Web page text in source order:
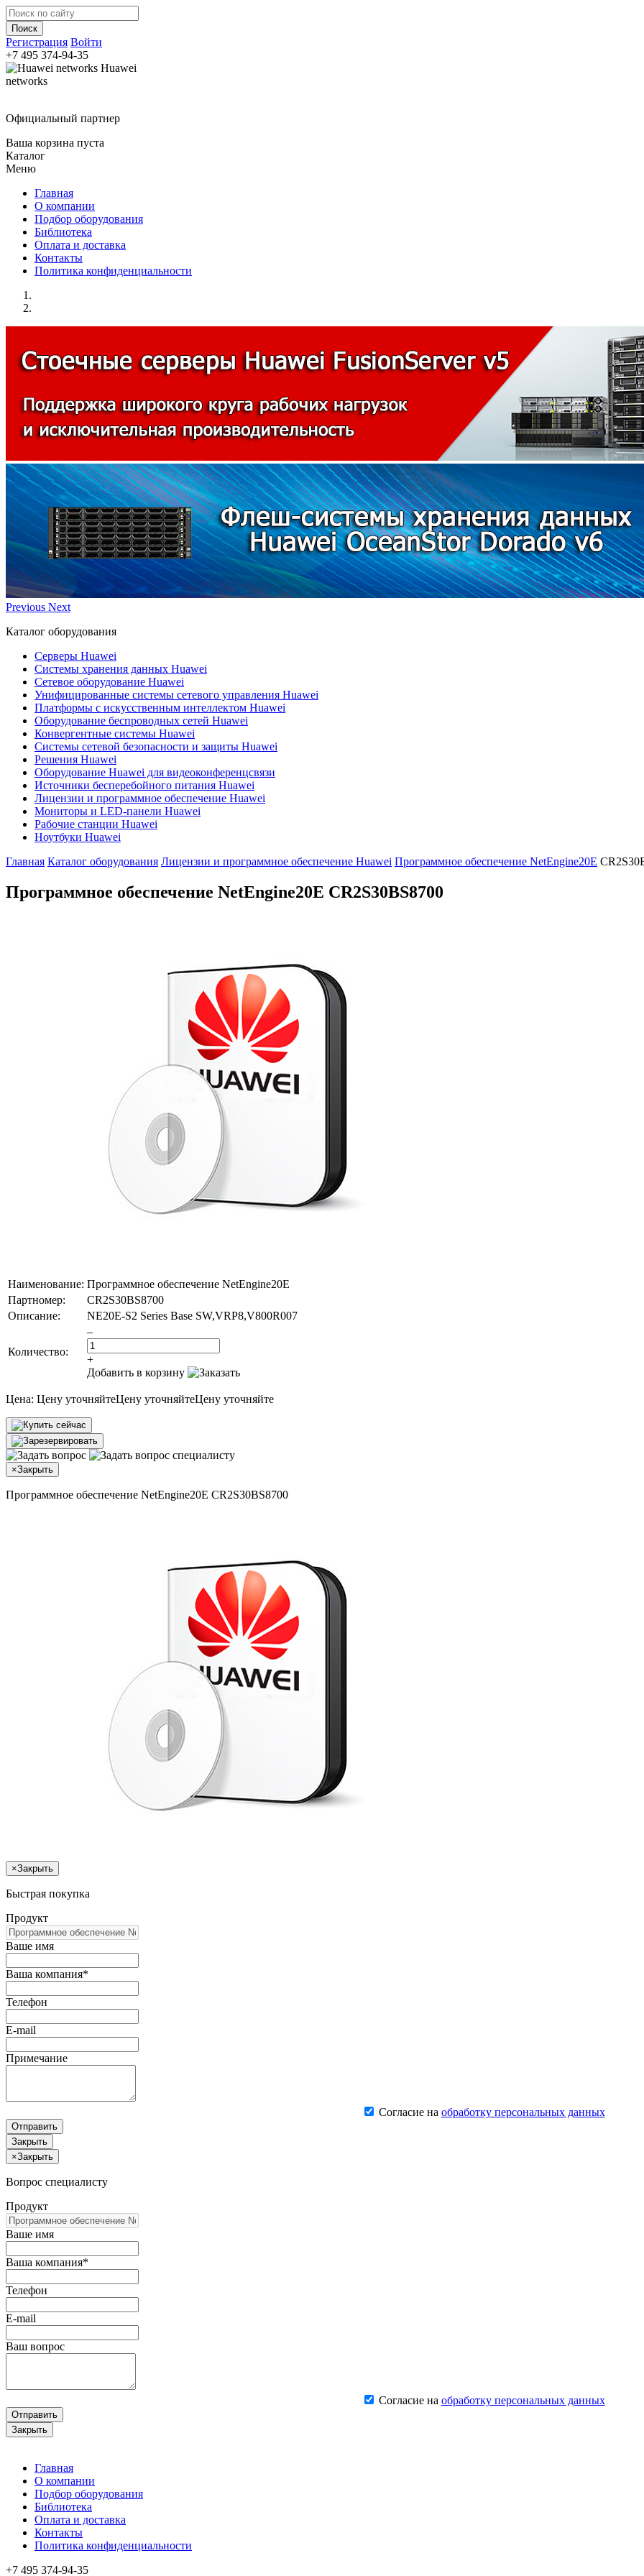
Регистрация Войти
+7 495 374-94-35
Huawei
networks
Официальный партнер
Ваша корзина пуста
Каталог
Меню
Главная
О компании
Подбор оборудования
Библиотека
Оплата и доставка
Контакты
Политика конфиденциальности
Previous Next
Каталог оборудования
Серверы Huawei
Системы хранения данных Huawei
Сетевое оборудование Huawei
Унифицированные системы сетевого управления Huawei
Платформы с искусственным интеллектом Huawei
Оборудование беспроводных сетей Huawei
Конвергентные системы Huawei
Системы сетевой безопасности и защиты Huawei
Решения Huawei
Оборудование Huawei для видеоконференцсвязи
Источники бесперебойного питания Huawei
Лицензии и программное обеспечение Huawei
Мониторы и LED-панели Huawei
Рабочие станции Huawei
Ноутбуки Huawei
Главная Каталог оборудования Лицензии и программное обеспечение Huawei Программное обеспечение NetEngine20E
Программное обеспечение NetEngine20E CR2S30BS8700
Наименование: Программное обеспечение NetEngine20E
Партномер:
CR2S30BS8700
Описание:
NE20E-S2 Series Base SW,VRP8,V800R007
Количество:
–
+
Добавить в корзину
Цена: Цену уточняйтеЦену уточняйтеЦену уточняйте
×Закрыть
Программное обеспечение NetEngine20E CR2S30BS8700
×Закрыть
Быстрая покупка
Продукт
Ваше имя
Ваша компания*
Телефон
E-mail
Примечание
Согласие на обработку персональных данных
Отправить
Закрыть
×Закрыть
Вопрос специалисту
Продукт
Ваше имя
Ваша компания*
Телефон
E-mail
Ваш вопрос
Согласие на обработку персональных данных
Отправить
Закрыть
Главная
О компании
Подбор оборудования
Библиотека
Оплата и доставка
Контакты
Политика конфиденциальности
+7 495 374-94-35